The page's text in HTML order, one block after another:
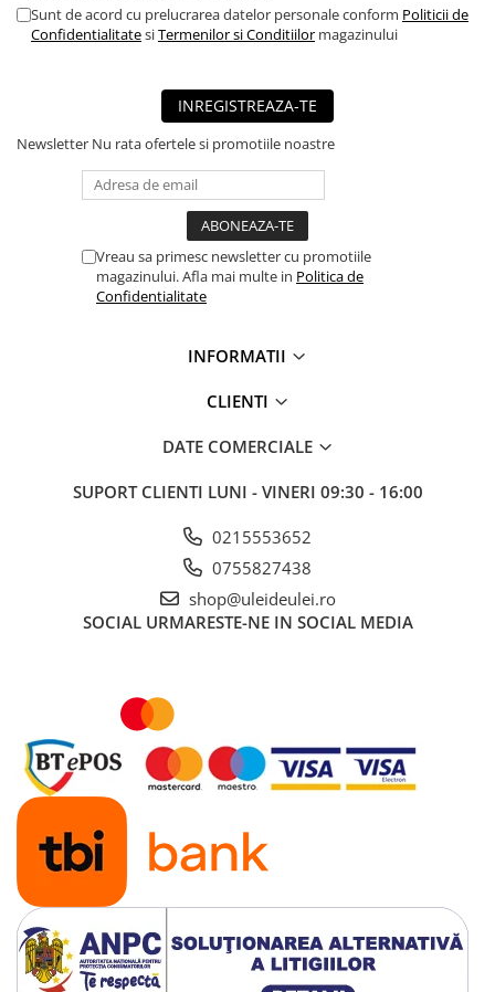
■ Mobilier service
■ Bancuri de scule
► Ulei motor autoturisme
■ Ulei motor RAVENOL
■ Ulei motor LIQUI MOLY
■ Ulei motor FUCHS
■ Ulei motor ROWE
■ Ulei motor TOTAL
■ Ulei motor METABOND
■ Ulei motor MANNOL
■ Ulei motor KROON
■ Ulei motor KROSS
■ Ulei motor SELENIA
■ Ulei motor CYCLON
■ Ulei motor OEM
Ulei motor DACIA
Ulei motor RENAULT
Sunt de acord cu prelucrarea datelor personale conform Politicii de
ConfidentialitatesiTermenilor si Conditiilor magazinului
INREGISTREAZA-TE
Newsletter Nu rata ofertele si promotiile noastre
Vreau sa primesc newsletter cu promotiile
magazinului. Afla mai multe in Politica de
Confidentialitate
INFORMATII
CLIENTI
DATE COMERCIALE
SUPORT CLIENTI LUNI - VINERI 09:30 - 16:00
0215553652
0755827438
shop@uleideulei.ro
SOCIAL URMARESTE-NE IN SOCIAL MEDIA